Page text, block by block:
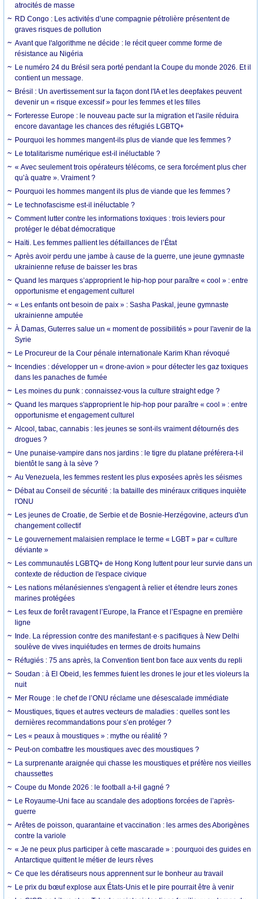
atrocités de masse
RD Congo : Les activités d’une compagnie pétrolière présentent de
graves risques de pollution
Avant que l'algorithme ne décide : le récit queer comme forme de
résistance au Nigéria
Le numéro 24 du Brésil sera porté pendant la Coupe du monde 2026. Et il
contient un message.
Brésil : Un avertissement sur la façon dont l'IA et les deepfakes peuvent
devenir un « risque excessif » pour les femmes et les filles
Forteresse Europe : le nouveau pacte sur la migration et l'asile réduira
encore davantage les chances des réfugiés LGBTQ+
Pourquoi les hommes mangent-ils plus de viande que les femmes ?
Le totalitarisme numérique est-il inéluctable ?
« Avec seulement trois opérateurs télécoms, ce sera forcément plus cher
qu’à quatre ». Vraiment ?
Pourquoi les hommes mangent ils plus de viande que les femmes ?
Le technofascisme est-il inéluctable ?
Comment lutter contre les informations toxiques : trois leviers pour
protéger le débat démocratique
Haïti. Les femmes pallient les défaillances de l’État
Après avoir perdu une jambe à cause de la guerre, une jeune gymnaste
ukrainienne refuse de baisser les bras
Quand les marques s’approprient le hip-hop pour paraître « cool » : entre
opportunisme et engagement culturel
« Les enfants ont besoin de paix » : Sasha Paskal, jeune gymnaste
ukrainienne amputée
À Damas, Guterres salue un « moment de possibilités » pour l'avenir de la
Syrie
Le Procureur de la Cour pénale internationale Karim Khan révoqué
Incendies : développer un « drone-avion » pour détecter les gaz toxiques
dans les panaches de fumée
Les moines du punk : connaissez-vous la culture straight edge ?
Quand les marques s'approprient le hip-hop pour paraître « cool » : entre
opportunisme et engagement culturel
Alcool, tabac, cannabis : les jeunes se sont-ils vraiment détournés des
drogues ?
Une punaise-vampire dans nos jardins : le tigre du platane préférera-t-il
bientôt le sang à la sève ?
Au Venezuela, les femmes restent les plus exposées après les séismes
Débat au Conseil de sécurité : la bataille des minéraux critiques inquiète
l'ONU
Les jeunes de Croatie, de Serbie et de Bosnie-Herzégovine, acteurs d'un
changement collectif
Le gouvernement malaisien remplace le terme « LGBT » par « culture
déviante »
Les communautés LGBTQ+ de Hong Kong luttent pour leur survie dans un
contexte de réduction de l'espace civique
Les nations mélanésiennes s'engagent à relier et étendre leurs zones
marines protégées
Les feux de forêt ravagent l’Europe, la France et l’Espagne en première
ligne
Inde. La répression contre des manifestant·e·s pacifiques à New Delhi
soulève de vives inquiétudes en termes de droits humains
Réfugiés : 75 ans après, la Convention tient bon face aux vents du repli
Soudan : à El Obeid, les femmes fuient les drones le jour et les violeurs la
nuit
Mer Rouge : le chef de l’ONU réclame une désescalade immédiate
Moustiques, tiques et autres vecteurs de maladies : quelles sont les
dernières recommandations pour s’en protéger ?
Les « peaux à moustiques » : mythe ou réalité ?
Peut-on combattre les moustiques avec des moustiques ?
La surprenante araignée qui chasse les moustiques et préfère nos vieilles
chaussettes
Coupe du Monde 2026 : le football a-t-il gagné ?
Le Royaume-Uni face au scandale des adoptions forcées de l’après-
guerre
Arêtes de poisson, quarantaine et vaccination : les armes des Aborigènes
contre la variole
« Je ne peux plus participer à cette mascarade » : pourquoi des guides en
Antarctique quittent le métier de leurs rêves
Ce que les dératiseurs nous apprennent sur le bonheur au travail
Le prix du bœuf explose aux États-Unis et le pire pourrait être à venir